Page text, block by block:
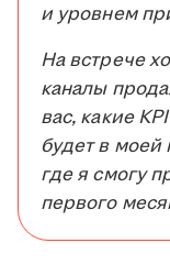
и уровнем
На встрече
каналы
вас, какие
будет в моей
где я смогу
первого